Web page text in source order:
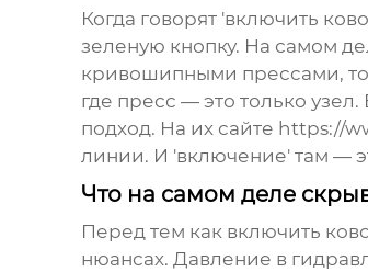
Когда говорят 'включить
зеленую кнопку. На самом
кривошипными прессами, то
где пресс — это только
подход. На их сайте https://
линии. И 'включение' там —
Что на самом деле
Перед тем как включить
нюансах. Давление в